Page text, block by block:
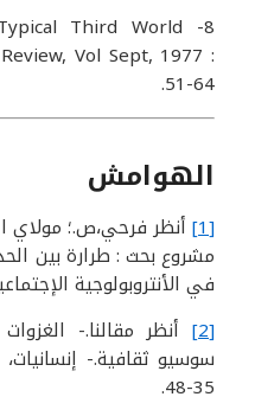
Typical Third World
Vol Sept, 1977 :
51-64.
الهوامش
[1]
أنظر فرحي،ص.؛ مولاي
مشروع بحث : طرارة بين
في الأنتروبولوجية
[2]
أنظر مقالنا.-
35-48.